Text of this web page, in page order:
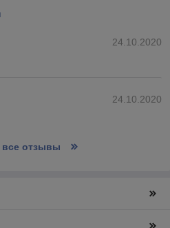
24.10.2020
24.10.2020
все отзывы